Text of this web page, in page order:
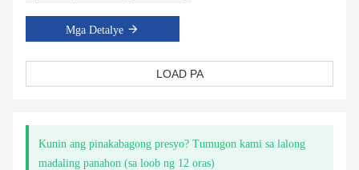
Mga Detalye
LOAD PA
Kunin ang pinakabagong presyo? Tumugon kami sa lalong
madaling panahon (sa loob ng 12 oras)